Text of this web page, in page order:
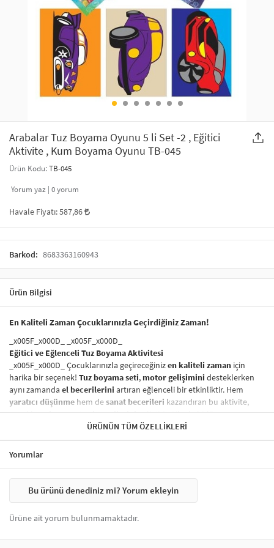
SAÇ AKSESUARLARI
GELİN / DÜĞÜN AKSESUARLARI
TELEFON ASKISI
ŞAL VE FULAR
ODA KOKUSU VE MUM
PARTİ SÜSLERİ
YILBAŞI ÜRÜNLERİ
KULLAN AT TABAK BARDAK SETİ
Arabalar Tuz Boyama Oyunu 5 li Set -2 , Eğitici
Aktivite , Kum Boyama Oyunu TB-045
Ürün Kodu:TB-045
Yorum yaz | 0yorum
Havale Fiyatı:587,86
Barkod: 8683363160943
Ürün Bilgisi
En Kaliteli Zaman Çocuklarınızla Geçirdiğiniz Zaman!
_x005F_x000D_ _x005F_x000D_
Eğitici ve Eğlenceli Tuz Boyama Aktivitesi
_x005F_x000D_ Çocuklarınızla geçireceğinizen kaliteli zaman için
harika bir seçenek! Tuz boyama seti, motor gelişimini desteklerken
aynı zamanda el becerilerini artıran eğlenceli bir etkinliktir. Hem
yaratıcı düşünme hem de sanat becerileri kazandıran bu aktivite,
çocuklarınince motor becerilerinigeliştirir. Aileyle birlikte
eğitici oyunlararasında yer alır.
Sağlığa Zararsız ve Güvenli Boyama Seti
_x005F_x000D_ Ürünümüzde kullanılanboyalartamamensağlığa
zararsızolup, çocuklarınızın güvenliği her zaman ön planda
tutulmuştur. Çocuklar için güvenli tuz boyama
güvenli bir şekildeyaratıcı projeler yapmak için ideal bir seçenektir.
_x005F_x000D_ _x005F_x000D_
ÜRÜNÜN TÜM ÖZELLIKLERI
Yorumlar
Bu ürünü denediniz mi? Yorum ekleyin
Ürüne ait yorum bulunmamaktadır.